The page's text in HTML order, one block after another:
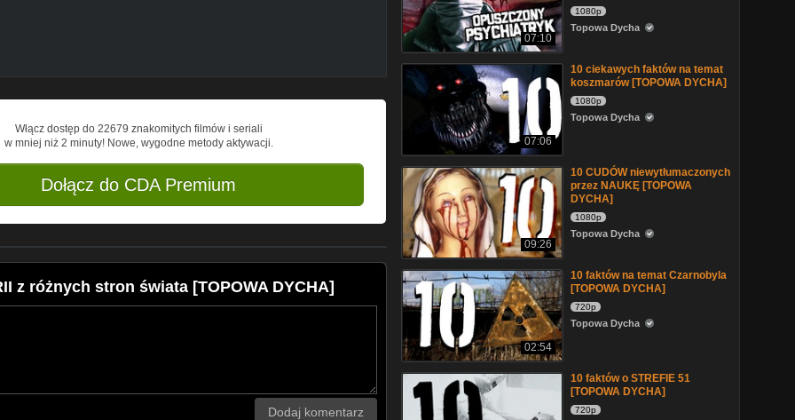
lub po prostu informacji, które
konspiracyjnych, przez nietypowe
Włącz dostęp do 22679 znakomitych filmów i seriali
w mniej niż 2 minuty! Nowe, wygodne metody aktywacji.
Dołącz do CDA Premium
z różnych stron świata [TOPOWA DYCHA]
Dodaj komentarz
07:10
1080p
Topowa Dycha
07:06
10 ciekawych faktów na temat
koszmarów [TOPOWA DYCHA]
1080p
Topowa Dycha
09:26
10 CUDÓW niewytłumaczonych
przez NAUKĘ [TOPOWA
DYCHA]
1080p
Topowa Dycha
02:54
10 faktów na temat Czarnobyla
[TOPOWA DYCHA]
720p
Topowa Dycha
10 faktów o STREFIE 51
[TOPOWA DYCHA]
720p